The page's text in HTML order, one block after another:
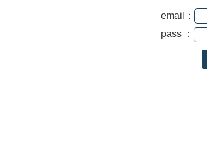
email：
pass ：